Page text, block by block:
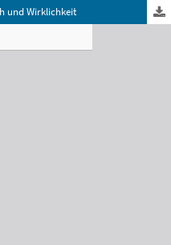
und Wirklichkeit